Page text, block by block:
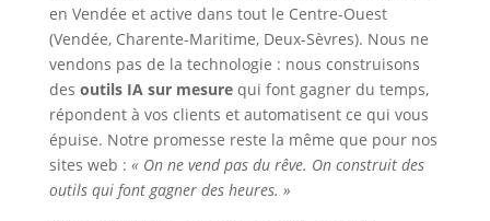
en Vendée et active dans tout le Centre-Ouest
(Vendée, Charente-Maritime, Deux-Sèvres). Nous ne
vendons pas de la technologie : nous construisons
des outils IA sur mesurequi font gagner du temps,
répondent à vos clients et automatisent ce qui vous
épuise. Notre promesse reste la même que pour nos
sites web : « On ne vend pas du rêve. On construit des
outils qui font gagner des heures. »